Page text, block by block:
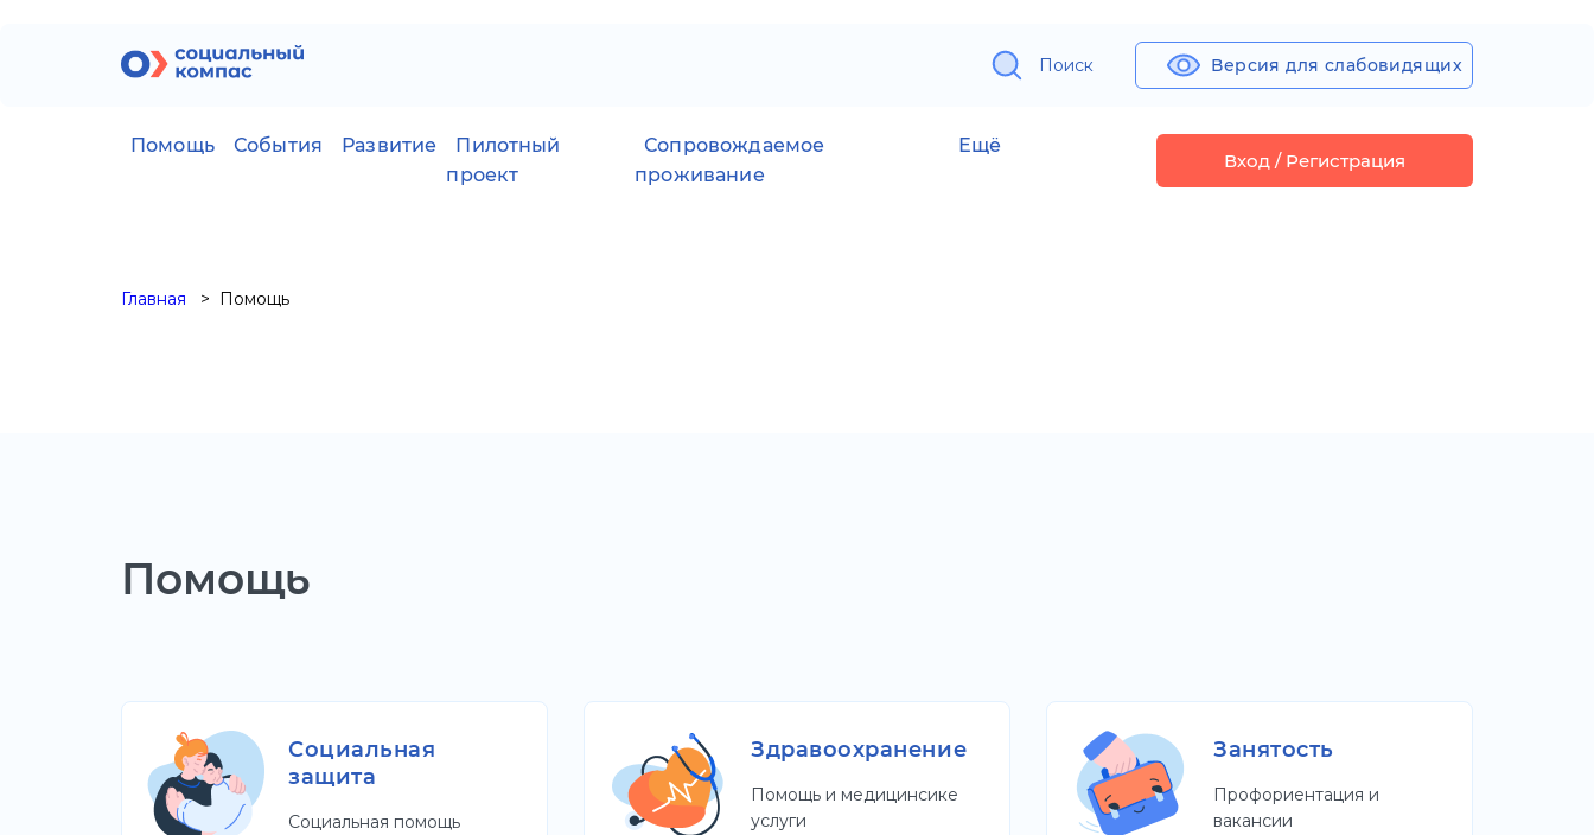
Поиск Версия для слабовидящих
Помощь События Развитие
Пилотный
проект
Сопровождаемое
проживание
Ещё
Вход / Регистрация
Главная Помощь
Помощь
Социальная
защита
Социальная помощь
Здравоохранение
Помощь и медицинсике
услуги
Занятость
Профориентация и
вакансии